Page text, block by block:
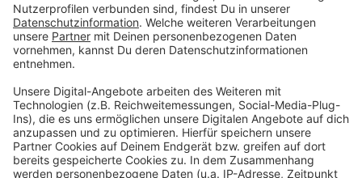
quasi das sämtliches Wissen der Menschheit ständig
in der Hosentasche. Immerhin gibt es fast 3 Millionen
deutsche Wikipedia-Artikel. Und unser Moderator
alles mal jemand durchliest!'
Anzeige